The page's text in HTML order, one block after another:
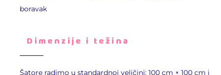
boravak
Dimenzije i težina
Šatore radimo u standardnoj veličini: 100 cm × 100 cm i